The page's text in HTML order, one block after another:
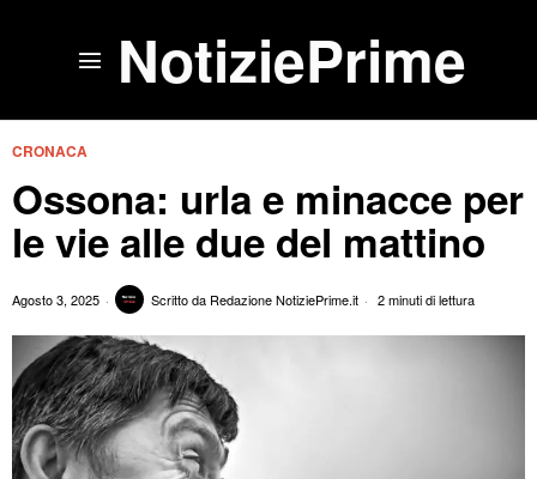
NotiziePrime
CRONACA
Ossona: urla e minacce per
le vie alle due del mattino
Agosto 3, 2025 Scritto da Redazione NotiziePrime.it 2 minuti di lettura